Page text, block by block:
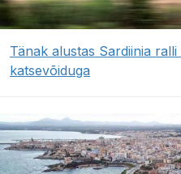
Tänak alustas Sardiinia
katsevõiduga